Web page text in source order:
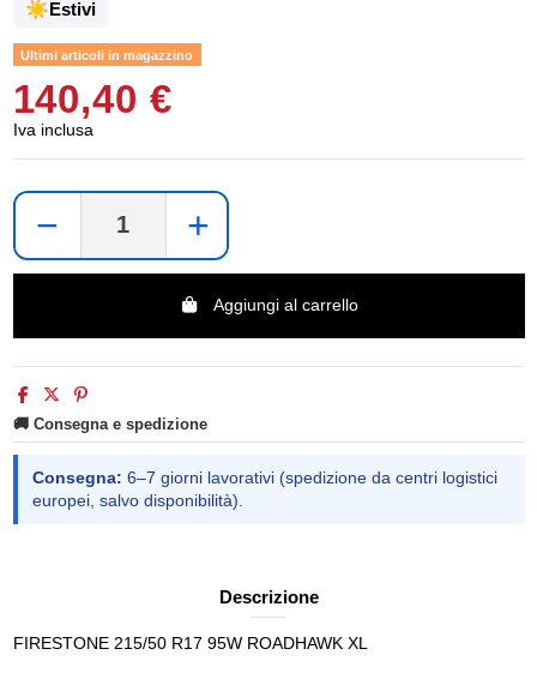
☀️Estivi
Ultimi articoli in magazzino
140,40 €
Iva inclusa
− +
Aggiungi al carrello
🚚 Consegna e spedizione
Consegna: 6–7 giorni lavorativi (spedizione da centri logistici
europei, salvo disponibilità).
Descrizione
FIRESTONE 215/50 R17 95W ROADHAWK XL